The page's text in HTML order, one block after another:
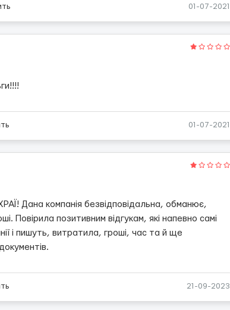
01-07-2021
01-07-2021
Дана компанія безвідповідальна, обманює,
Повірила позитивним відгукам, які напевно самі
і пишуть, витратила, гроші, час та й ще
21-09-2023